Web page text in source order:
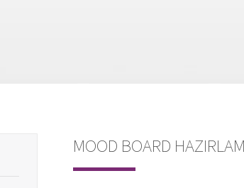
MOOD BOARD